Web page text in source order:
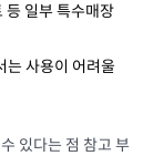
등 일부 특수매장
는 사용이 어려울
있다는 점 참고 부